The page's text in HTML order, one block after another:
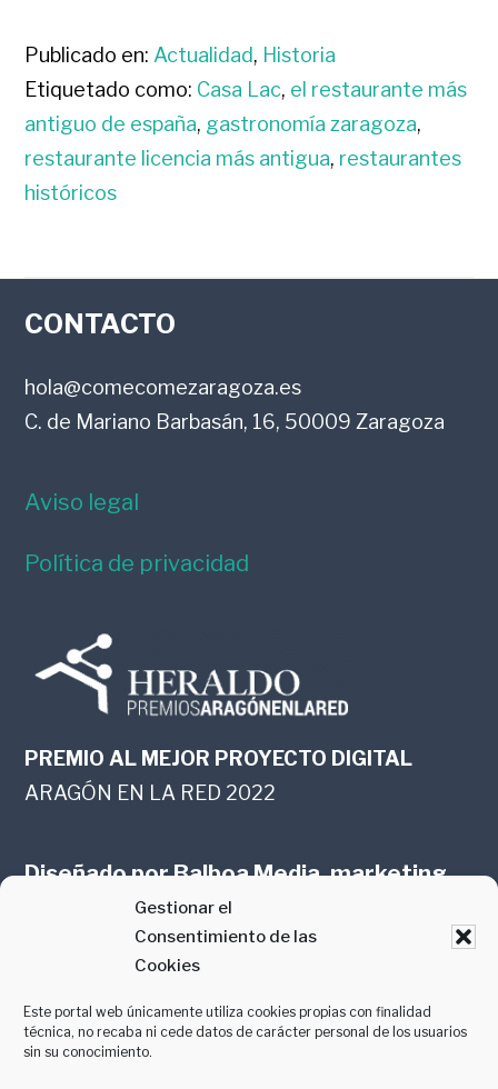
Gestionar el
Consentimiento de las
Cookies
Este portal web únicamente utiliza cookies propias con finalidad
técnica, no recaba ni cede datos de carácter personal de los usuarios
sin su conocimiento.
Publicado en: Actualidad, Historia
Etiquetado como: Casa Lac, el restaurante más
antiguo de españa, gastronomía zaragoza,
restaurante licencia más antigua, restaurantes
históricos
FOOTER
CONTACTO
hola@comecomezaragoza.es
C. de Mariano Barbasán, 16, 50009 Zaragoza
Aviso legal
Política de privacidad
PREMIO AL MEJOR PROYECTO DIGITAL
ARAGÓN EN LA RED 2022
Diseñado porBalboa Media, marketing
online en Zaragoza